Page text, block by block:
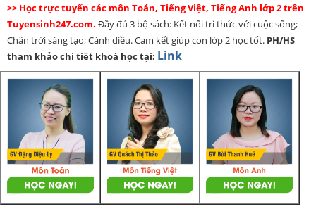
>> Học trực tuyến các môn Toán, Tiếng Việt, Tiếng Anh lớp 2 trên
Tuyensinh247.com. Đầy đủ 3 bộ sách: Kết nối tri thức với cuộc sống;
Chân trời sáng tạo; Cánh diều. Cam kết giúp con lớp 2 học tốt. PH/HS
tham khảo chi tiết khoá học tại: Link